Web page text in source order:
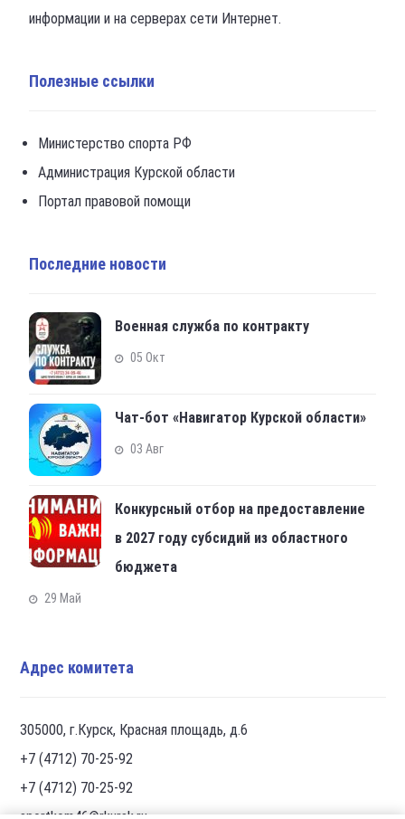
информации и на серверах сети Интернет.
Полезные ссылки
Министерство спорта РФ
Администрация Курской области
Портал правовой помощи
Последние новости
Военная служба по контракту
05 Окт
Чат-бот «Навигатор Курской области»
03 Авг
Конкурсный отбор на предоставление
в 2027 году субсидий из областного
бюджета
29 Май
Адрес комитета
305000, г.Курск, Красная площадь, д.6
+7 (4712) 70-25-92
+7 (4712) 70-25-92